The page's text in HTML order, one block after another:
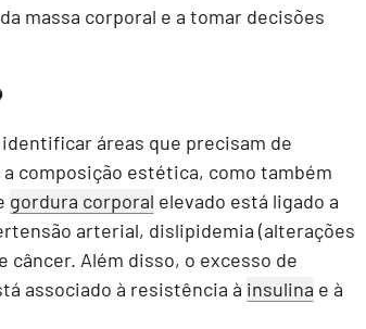
massa corporal e a tomar decisões
áreas que precisam de
composição estética, como também
gordura corporal elevado está ligado a
arterial, dislipidemia (alterações
Além disso, o excesso de
associado à resistência à insulina e à